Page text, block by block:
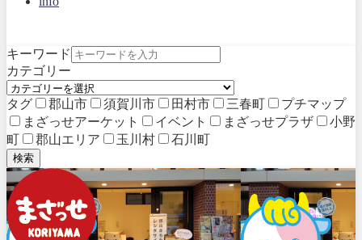
キーワード
カテゴリー
タグ 郡山市 須賀川市 田村市 三春町
プチマップ
まざっせアーケット
イベント まざっせプラザ
小野
町
郡山エリア 玉川村 石川町
検索